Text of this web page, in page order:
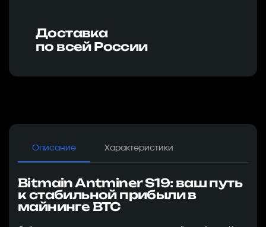
Доставка
по всей России
Описание Характеристики
Bitmain Antminer S19: ваш путь
к стабильной прибыли в
майнинге BTC